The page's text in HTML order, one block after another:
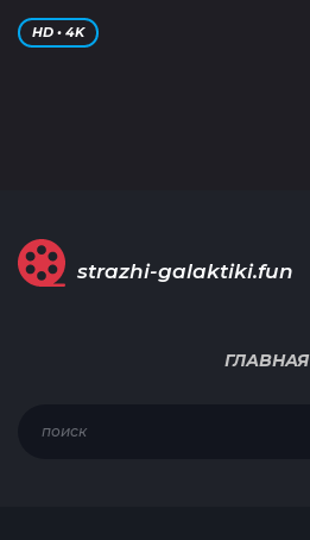
HD • 4K
strazhi-galaktiki.fun
ГЛАВНАЯ